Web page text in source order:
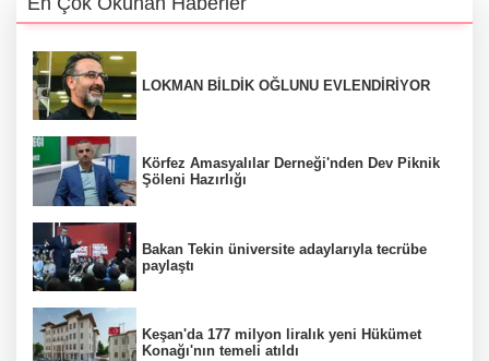
LOKMAN BİLDİK OĞLUNU EVLENDİRİYOR
Körfez Amasyalılar Derneği'nden Dev Piknik
Şöleni Hazırlığı
Bakan Tekin üniversite adaylarıyla tecrübe
paylaştı
Keşan'da 177 milyon liralık yeni Hükümet
Konağı'nın temeli atıldı